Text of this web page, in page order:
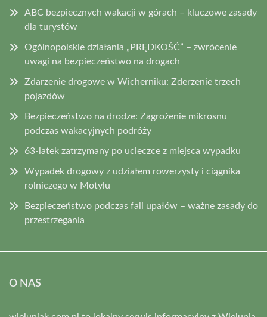
ABC bezpiecznych wakacji w górach – kluczowe zasady
dla turystów
Ogólnopolskie działania „PRĘDKOŚĆ” – zwrócenie
uwagi na bezpieczeństwo na drogach
Zdarzenie drogowe w Wicherniku: Zderzenie trzech
pojazdów
Bezpieczeństwo na drodze: Zagrożenie mikrosnu
podczas wakacyjnych podróży
63-latek zatrzymany po ucieczce z miejsca wypadku
Wypadek drogowy z udziałem rowerzysty i ciągnika
rolniczego w Motylu
Bezpieczeństwo podczas fali upałów – ważne zasady do
przestrzegania
O NAS